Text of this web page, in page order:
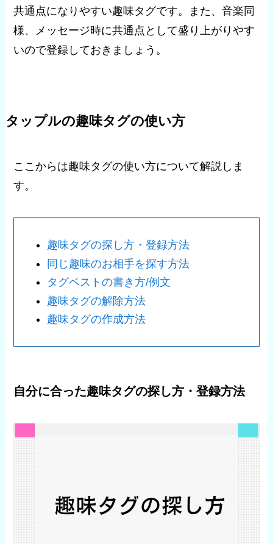
共通点になりやすい趣味タグです。また、音楽同
様、メッセージ時に共通点として盛り上がりやす
いので登録しておきましょう。
タップルの趣味タグの使い方
ここからは趣味タグの使い方について解説しま
す。
趣味タグの探し方・登録方法
同じ趣味のお相手を探す方法
タグベストの書き方/例文
趣味タグの解除方法
趣味タグの作成方法
自分に合った趣味タグの探し方・登録方法